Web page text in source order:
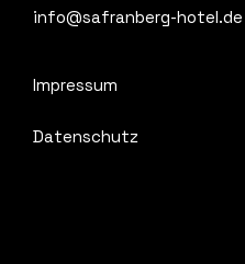
info@safranberg-hotel.de
Impressum
Datenschutz